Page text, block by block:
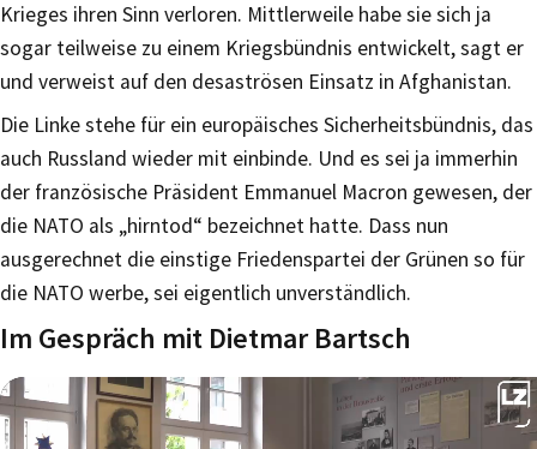
Krieges ihren Sinn verloren. Mittlerweile habe sie sich ja
sogar teilweise zu einem Kriegsbündnis entwickelt, sagt er
und verweist auf den desaströsen Einsatz in Afghanistan.
Die Linke stehe für ein europäisches Sicherheitsbündnis, das
auch Russland wieder mit einbinde. Und es sei ja immerhin
der französische Präsident Emmanuel Macron gewesen, der
die NATO als „hirntod“ bezeichnet hatte. Dass nun
ausgerechnet die einstige Friedenspartei der Grünen so für
die NATO werbe, sei eigentlich unverständlich.
Im Gespräch mit Dietmar Bartsch